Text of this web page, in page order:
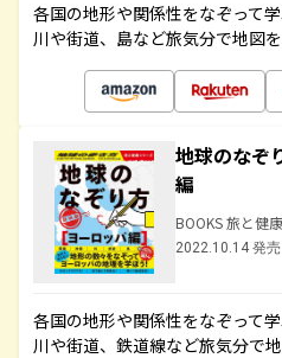
各国の地形や関係性をなぞって
川や街道、島など旅気分で地図
地球のな
編
BOOKS 旅と健康
2022.10.14 発売
各国の地形や関係性をなぞって
川や街道、鉄道線など旅気分で